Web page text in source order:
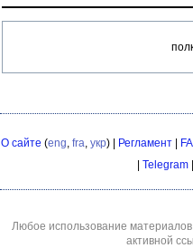
О сайте (eng, fra, укр) | Регламент|
Telegram
Любое использование материалов
активной